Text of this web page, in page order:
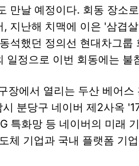
만날 예정이다. 회동 장소
지난해 치맥에 이은 '삼겹
석했던 정의선 현대차그룹
일정으로 이번 회동에는 불
장에서 열리는 두산 베어
분당구 네이버 제2사옥
특화망 등 네이버의 미래
체 기업과 국내 플랫폼 기